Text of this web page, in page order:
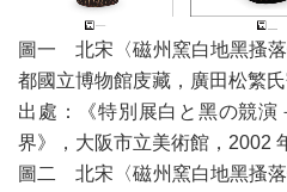
圖一 北宋〈磁州窯白地黑搔
都國立博物館庋藏，廣田松繁
出處：《特別展白と黑の競
界》，大阪市立美術館，2002
圖二 北宋〈磁州窯白地黑搔